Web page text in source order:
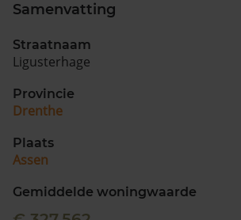
Samenvatting
Straatnaam
Ligusterhage
Provincie
Drenthe
Plaats
Assen
Gemiddelde woningwaarde